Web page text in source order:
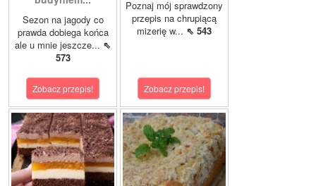
Sezon na jagody co
prawda dobiega końca
ale u mnie jeszcze... ⇖
573
Zobacz przepis!
Poznaj mój sprawdzony
przepis na chrupiącą
mizerię w... ⇖ 543
Zobacz przepis!